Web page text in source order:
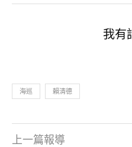
我有
海巡 賴清德
上一篇報導